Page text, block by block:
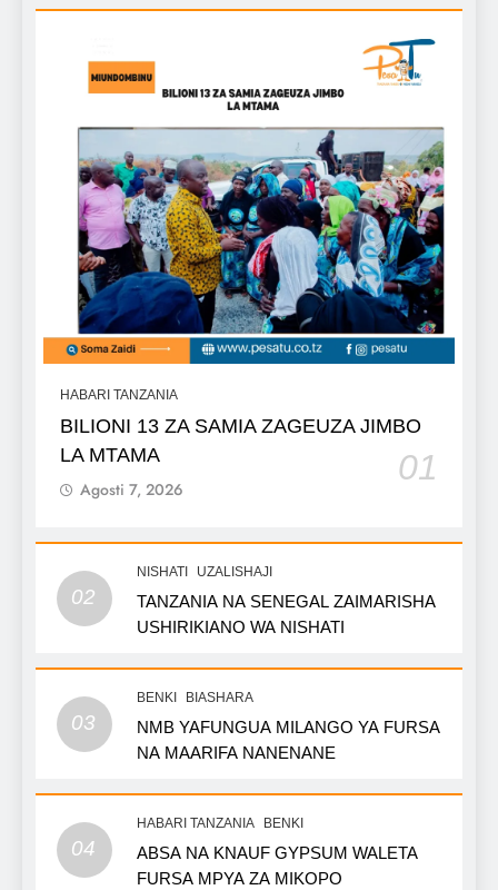
HABARI TANZANIA
BILIONI 13 ZA SAMIA ZAGEUZA JIMBO
LA MTAMA
01
Agosti 7, 2026
02
NISHATI UZALISHAJI
TANZANIA NA SENEGAL ZAIMARISHA
USHIRIKIANO WA NISHATI
03
BENKI BIASHARA
NMB YAFUNGUA MILANGO YA FURSA
NA MAARIFA NANENANE
04
HABARI TANZANIA BENKI
ABSA NA KNAUF GYPSUM WALETA
FURSA MPYA ZA MIKOPO